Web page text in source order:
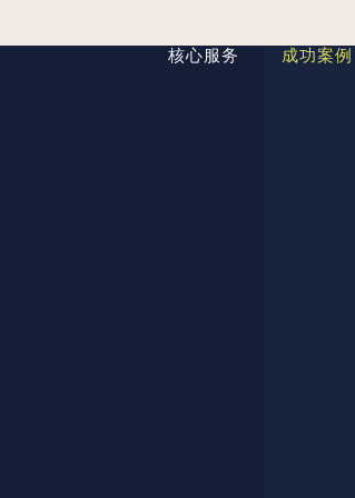
核心服务 成功案例